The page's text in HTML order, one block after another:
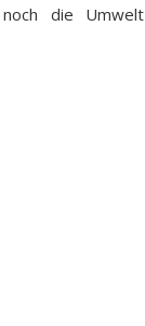
die Umwelt